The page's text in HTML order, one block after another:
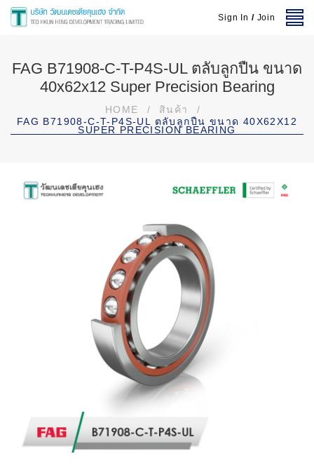
Sign In / Join
FAG B71908-C-T-P4S-UL ตลับลูกปืน ขนาด
40x62x12 Super Precision Bearing
HOME / สินค้า
/
FAG B71908-C-T-P4S-UL ตลับลูกปืน ขนาด 40X62X12
SUPER PRECISION BEARING